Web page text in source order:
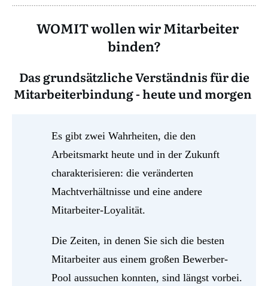
WOMIT wollen wir Mitarbeiter
binden?
Das grundsätzliche Verständnis für die
Mitarbeiterbindung - heute und morgen
Es gibt zwei Wahrheiten, die den
Arbeitsmarkt heute und in der Zukunft
charakterisieren: die veränderten
Machtverhältnisse und eine andere
Mitarbeiter-Loyalität.
Die Zeiten, in denen Sie sich die besten
Mitarbeiter aus einem großen Bewerber-
Pool aussuchen konnten, sind längst vorbei.